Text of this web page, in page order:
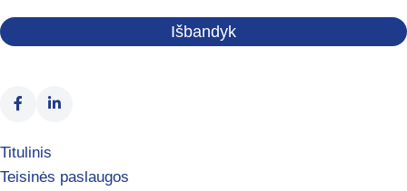
Titulinis
Teisinės paslaugos